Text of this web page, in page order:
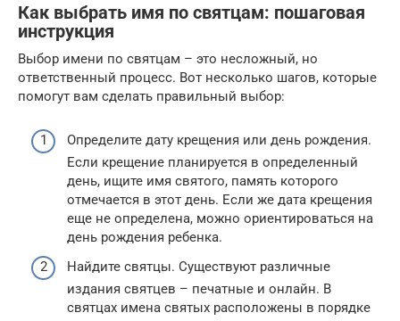
Как выбрать имя по святцам: пошаговая
инструкция
Выбор имени по святцам – это несложный, но
ответственный процесс. Вот несколько шагов, которые
помогут вам сделать правильный выбор:
Определите дату крещения или день рождения.
Если крещение планируется в определенный
день, ищите имя святого, память которого
отмечается в этот день. Если же дата крещения
еще не определена, можно ориентироваться на
день рождения ребенка.
Найдите святцы. Существуют различные
издания святцев – печатные и онлайн. В
святцах имена святых расположены в порядке